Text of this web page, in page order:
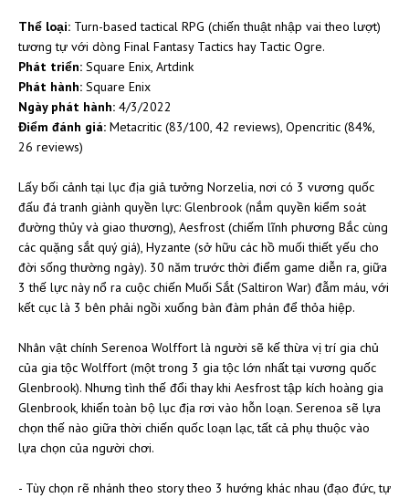
Thể loại: Turn-based tactical RPG (chiến thuật nhập vai theo lượt)
tương tự với dòng Final Fantasy Tactics hay Tactic Ogre.
Phát triển: Square Enix, Artdink
Phát hành: Square Enix
Ngày phát hành: 4/3/2022
Điểm đánh giá: Metacritic (83/100, 42 reviews), Opencritic (84%,
26 reviews)
Lấy bối cảnh tại lục địa giả tưởng Norzelia, nơi có 3 vương quốc
đấu đá tranh giành quyền lực: Glenbrook (nắm quyền kiểm soát
đường thủy và giao thương), Aesfrost (chiếm lĩnh phương Bắc cùng
các quặng sắt quý giá), Hyzante (sở hữu các hồ muối thiết yếu cho
đời sống thường ngày). 30 năm trước thời điểm game diễn ra, giữa
3 thế lực này nổ ra cuộc chiến Muối Sắt (Saltiron War) đẫm máu, với
kết cục là 3 bên phải ngồi xuống bàn đàm phán để thỏa hiệp.
Nhân vật chính Serenoa Wolffort là người sẽ kế thừa vị trí gia chủ
của gia tộc Wolffort (một trong 3 gia tộc lớn nhất tại vương quốc
Glenbrook). Nhưng tình thế đổi thay khi Aesfrost tập kích hoàng gia
Glenbrook, khiến toàn bộ lục địa rơi vào hỗn loạn. Serenoa sẽ lựa
chọn thế nào giữa thời chiến quốc loạn lạc, tất cả phụ thuộc vào
lựa chọn của người chơi.
- Tùy chọn rẽ nhánh theo story theo 3 hướng khác nhau (đạo đức, tự